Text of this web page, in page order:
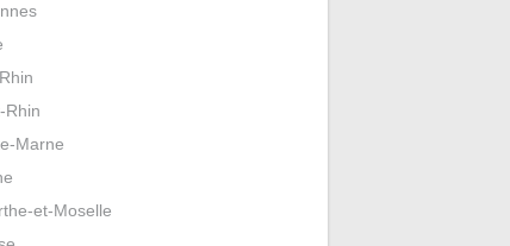
Rhin
Marne
et-Moselle